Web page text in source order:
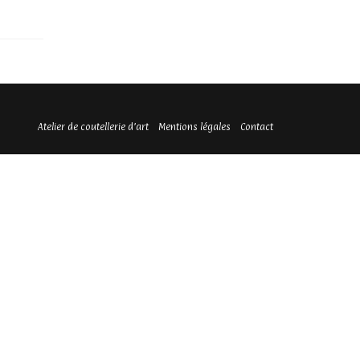
Atelier de coutellerie d’art Mentions légales Contact